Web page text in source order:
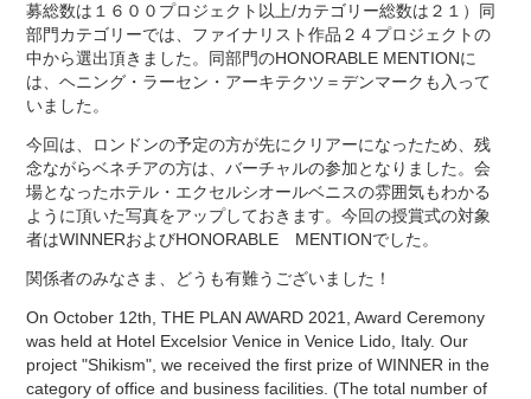
募総数は１６００プロジェクト以上/カテゴリー総数は２１）同
部門カテゴリーでは、ファイナリスト作品２４プロジェクトの
中から選出頂きました。同部門のHONORABLE MENTIONに
は、ヘニング・ラーセン・アーキテクツ＝デンマークも入って
いました。
今回は、ロンドンの予定の方が先にクリアーになったため、残
念ながらベネチアの方は、バーチャルの参加となりました。会
場となったホテル・エクセルシオールベニスの雰囲気もわかる
ように頂いた写真をアップしておきます。今回の授賞式の対象
者はWINNERおよびHONORABLE MENTIONでした。
関係者のみなさま、どうも有難うございました！
On October 12th, THE PLAN AWARD 2021, Award Ceremony
was held at Hotel Excelsior Venice in Venice Lido, Italy. Our
project "Shikism", we received the first prize of WINNER in the
category of office and business facilities. (The total number of